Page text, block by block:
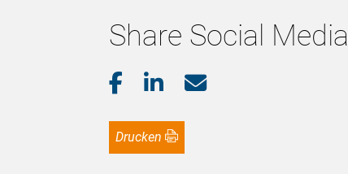
Share Social Media
Drucken